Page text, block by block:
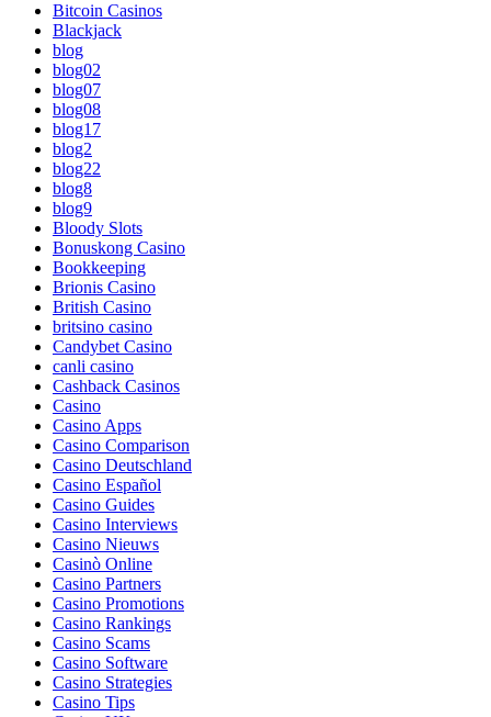
Bitcoin Casinos
Blackjack
blog
blog02
blog07
blog08
blog17
blog2
blog22
blog8
blog9
Bloody Slots
Bonuskong Casino
Bookkeeping
Brionis Casino
British Casino
britsino casino
Candybet Casino
canli casino
Cashback Casinos
Casino
Casino Apps
Casino Comparison
Casino Deutschland
Casino Español
Casino Guides
Casino Interviews
Casino Nieuws
Casinò Online
Casino Partners
Casino Promotions
Casino Rankings
Casino Scams
Casino Software
Casino Strategies
Casino Tips